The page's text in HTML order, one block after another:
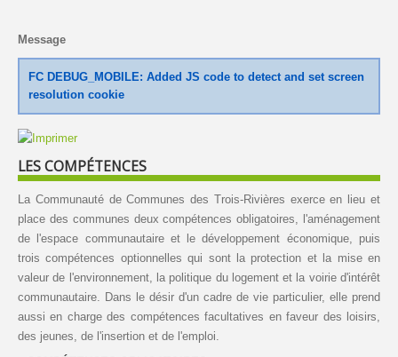
Message
FC DEBUG_MOBILE: Added JS code to detect and set screen
resolution cookie
LES COMPÉTENCES
La Communauté de Communes des Trois-Rivières exerce en lieu et
place des communes deux compétences obligatoires, l'aménagement
de l'espace communautaire et le développement économique, puis
trois compétences optionnelles qui sont la protection et la mise en
valeur de l'environnement, la politique du logement et la voirie d'intérêt
communautaire. Dans le désir d'un cadre de vie particulier, elle prend
aussi en charge des compétences facultatives en faveur des loisirs,
des jeunes, de l'insertion et de l'emploi.